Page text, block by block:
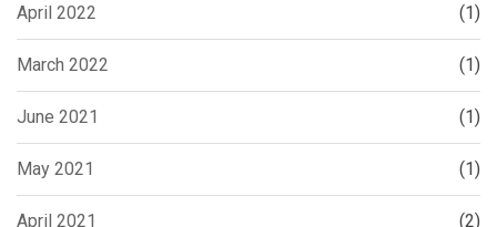
April 2022 (1)
March 2022 (1)
June 2021 (1)
May 2021 (1)
April 2021 (2)